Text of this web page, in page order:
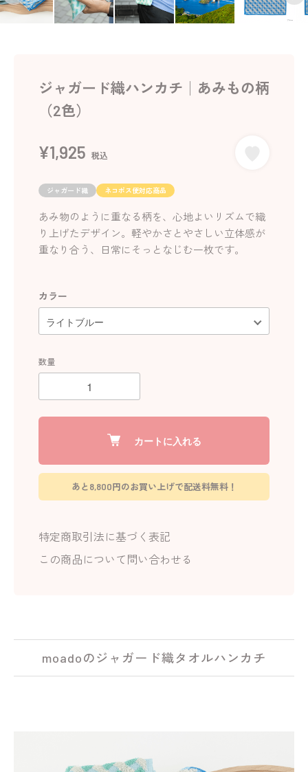
ジャガード織ハンカチ│あみもの柄
（2色）
¥1,925 税込
ジャガード織 ネコポス便対応商品
あみ物のように重なる柄を、心地よいリズムで織
り上げたデザイン。軽やかさとやさしい立体感が
重なり合う、日常にそっとなじむ一枚です。
カラー
数量
カートに入れる
あと8,800円のお買い上げで配送料無料！
特定商取引法に基づく表記
この商品について問い合わせる
moadoのジャガード織タオルハンカチ